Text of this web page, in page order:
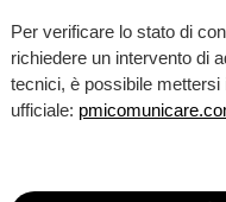
Per verificare lo stato di
richiedere un intervento di
tecnici, è possibile
ufficiale: